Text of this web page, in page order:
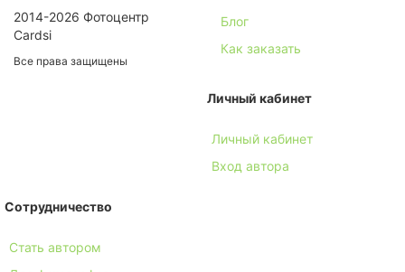
2014-2026 Фотоцентр
Cardsi
Все права защищены
Блог
Как заказать
Личный кабинет
Личный кабинет
Вход автора
Сотрудничество
Стать автором